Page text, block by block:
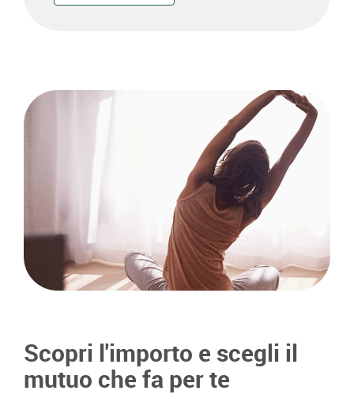
Scopri l'importo e scegli il
mutuo che fa per te